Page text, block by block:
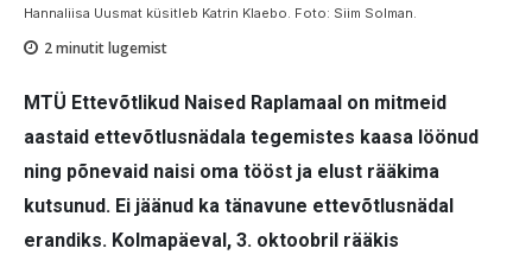
Hannaliisa Uusmat küsitleb Katrin Klaebo. Foto: Siim Solman.
2minutit lugemist
MTÜ Ettevõtlikud Naised Raplamaal on mitmeid
aastaid ettevõtlusnädala tegemistes kaasa löönud
ning põnevaid naisi oma tööst ja elust rääkima
kutsunud. Ei jäänud ka tänavune ettevõtlusnädal
erandiks. Kolmapäeval, 3. oktoobril rääkis